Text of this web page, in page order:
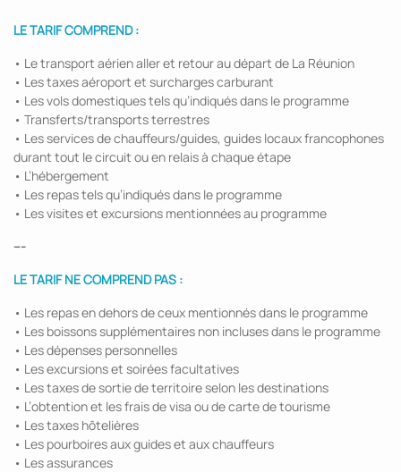
LE TARIF COMPREND :
• Le transport aérien aller et retour au départ de La Réunion
• Les taxes aéroport et surcharges carburant
• Les vols domestiques tels qu’indiqués dans le programme
• Transferts/transports terrestres
• Les services de chauffeurs/guides, guides locaux francophones
durant tout le circuit ou en relais à chaque étape
• L’hébergement
• Les repas tels qu’indiqués dans le programme
• Les visites et excursions mentionnées au programme
---
LE TARIF NE COMPREND PAS :
• Les repas en dehors de ceux mentionnés dans le programme
• Les boissons supplémentaires non incluses dans le programme
• Les dépenses personnelles
• Les excursions et soirées facultatives
• Les taxes de sortie de territoire selon les destinations
• L’obtention et les frais de visa ou de carte de tourisme
• Les taxes hôtelières
• Les pourboires aux guides et aux chauffeurs
• Les assurances